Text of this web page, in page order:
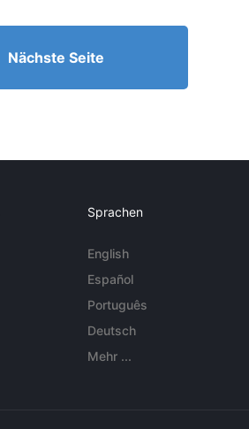
Nächste Seite
Sprachen
English
Español
Português
Deutsch
Mehr ...